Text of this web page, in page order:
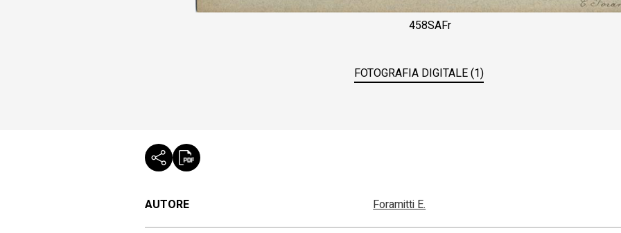
458SAFr
FOTOGRAFIA DIGITALE (1)
AUTORE Foramitti E.